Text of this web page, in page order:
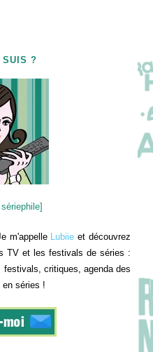
SUIS ?
m'appelle Lubiie et découvrez
TV et les festivals de séries :
critiques, agenda des
en séries !